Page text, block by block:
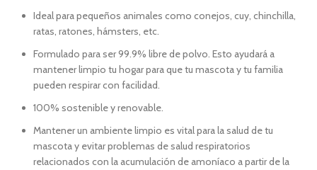
Ideal para pequeños animales como conejos, cuy, chinchilla,
ratas, ratones, hámsters, etc.
Formulado para ser 99.9% libre de polvo. Esto ayudará a
mantener limpio tu hogar para que tu mascota y tu familia
pueden respirar con facilidad.
100% sostenible y renovable.
Mantener un ambiente limpio es vital para la salud de tu
mascota y evitar problemas de salud respiratorios
relacionados con la acumulación de amoníaco a partir de la